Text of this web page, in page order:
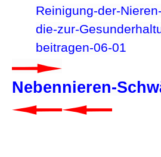
Reinigung-der-
die-zur-
beitragen-06-01
Nebennieren-